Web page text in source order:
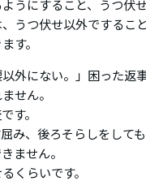
うにすること、うつ伏
うつ伏せ以外でするこ
す。
外にない。」困った返事
せん。
す。
み、後ろそらしをしても
ません。
くらいです。